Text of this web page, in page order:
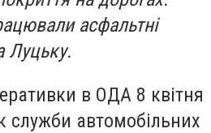
асфальтні
Луцьку.
в ОДА 8 квітня
служби автомобільних